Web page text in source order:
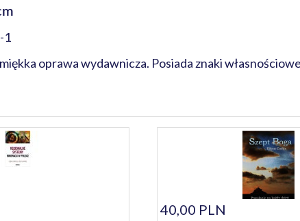
1
oprawa wydawnicza. Posiada znaki
40,00 PLN